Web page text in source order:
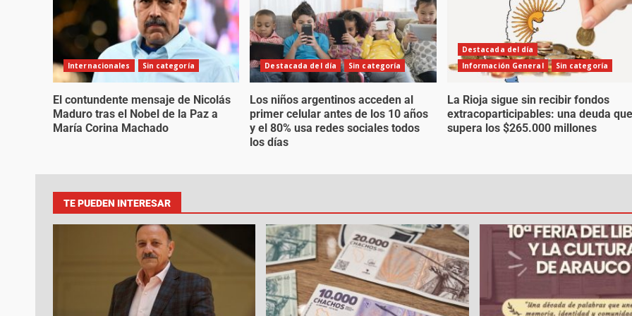
Internacionales Sin categoría
El contundente mensaje de Nicolás
Maduro tras el Nobel de la Paz a
María Corina Machado
Destacada del día Sin categoría
Los niños argentinos acceden al
primer celular antes de los 10 años
y el 80% usa redes sociales todos
los días
Destacada del día
Información General
Sin categoría
La Rioja sigue sin recibir fondos
extracoparticipables: una deuda que
supera los $265.000 millones
TE PUEDEN INTERESAR